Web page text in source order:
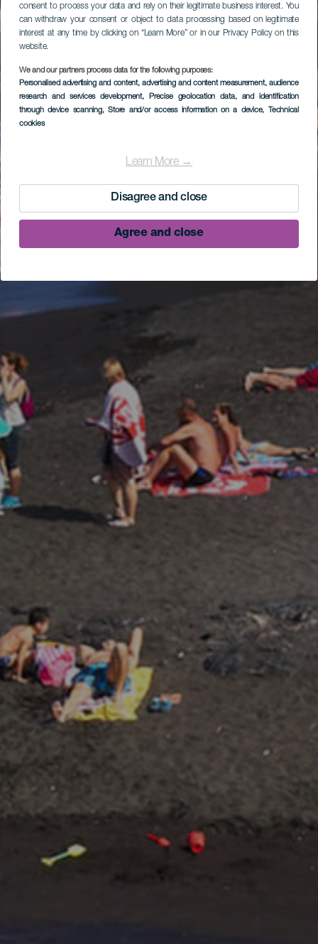
consent to process your data and rely on their legitimate business interest. You
can withdraw your consent or object to data processing based on legitimate
interest at any time by clicking on “Learn More” or in our Privacy Policy on this
website.
We and our partners process data for the following purposes:
Personalised advertising and content, advertising and content measurement, audience
research and services development, Precise geolocation data, and identification
through device scanning, Store and/or access information on a device, Technical
cookies
Learn More →
Disagree and close
Agree and close